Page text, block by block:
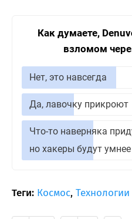
Как думаете,
взломом
Нет, это навсегда
Да, лавочку прикроют
Что-то наверняка
но хакеры будут умнее
Теги: Космос, Технологии